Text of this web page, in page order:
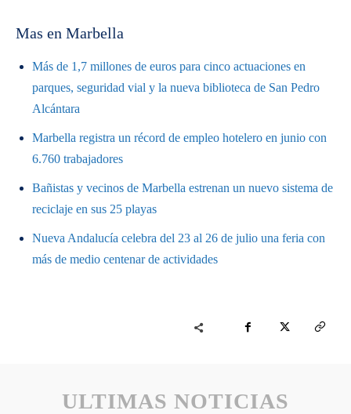
Mas en Marbella
Más de 1,7 millones de euros para cinco actuaciones en
parques, seguridad vial y la nueva biblioteca de San Pedro
Alcántara
Marbella registra un récord de empleo hotelero en junio con
6.760 trabajadores
Bañistas y vecinos de Marbella estrenan un nuevo sistema de
reciclaje en sus 25 playas
Nueva Andalucía celebra del 23 al 26 de julio una feria con
más de medio centenar de actividades
ULTIMAS NOTICIAS